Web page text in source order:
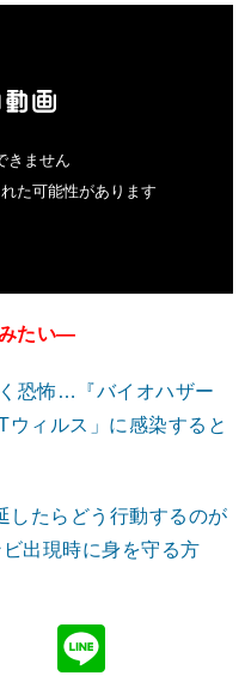
たい―
恐怖…『バイオハザー
ウィルス」に感染すると
したらどう行動するのが
出現時に身を守る方